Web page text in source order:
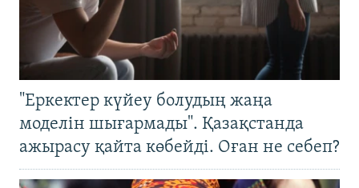
"Еркектер күйеу болудың жаңа
моделін шығармады". Қазақстанда
ажырасу қайта көбейді. Оған не себеп?